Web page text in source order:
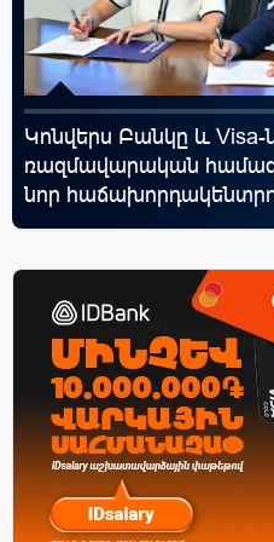
Կոնվերս Բանկը և Visa-ն
ռազմավարական
նոր
զարգացման